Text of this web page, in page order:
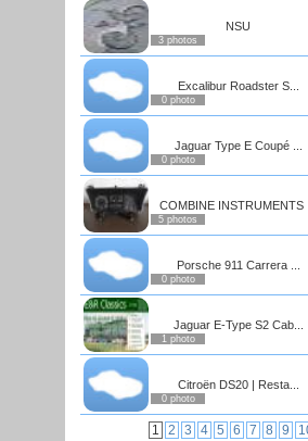
NSU
3 photos
Excalibur Roadster S...
0 photo
Jaguar Type E Coupé ...
0 photo
COMBINE INSTRUMENTS
5 photos
Porsche 911 Carrera ...
0 photo
Jaguar E-Type S2 Cab...
1 photo
Citroën DS20 | Resta...
0 photo
1 2 3 4 5 6 7 8 9